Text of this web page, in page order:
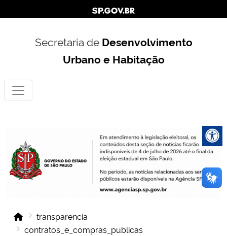
Secretaria de Desenvolvimento
Urbano e Habitação
transparencia
contratos_e_compras_publicas